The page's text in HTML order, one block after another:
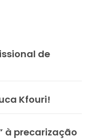
de
Kfouri!
à precarização